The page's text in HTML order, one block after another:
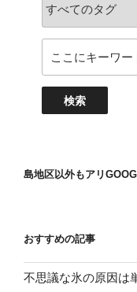
島地区以外もアリ
おすすめの記事
不思議な氷の原因は